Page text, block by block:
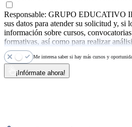
Responsable: GRUPO EDUCATIVO
sus datos para atender su solicitud y, si
información sobre cursos,
formativas, así como para realizar
ejercer sus derechos y consultar más
privacidad.
Me interesa saber si hay más cursos y
¡Infórmate ahora!